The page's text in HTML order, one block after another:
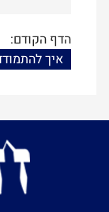
הדף הקודם:
איך